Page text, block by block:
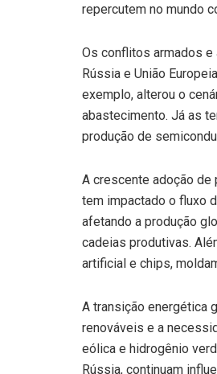
repercutem no mundo
Os conflitos armados e
Rússia e União
exemplo, alterou o
abastecimento. Já as
produção de
A crescente adoção
tem impactado o fluxo
afetando a produção
cadeias produtivas.
artificial e chips,
A transição energética
renováveis e a
eólica e hidrogênio
Rússia, continuam